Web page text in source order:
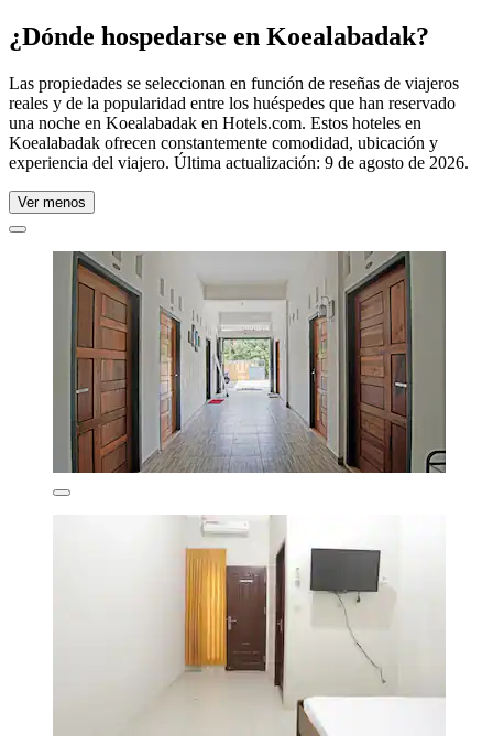
¿Dónde hospedarse en Koealabadak?
Las propiedades se seleccionan en función de reseñas de viajeros
reales y de la popularidad entre los huéspedes que han reservado
una noche en Koealabadak en Hotels.com. Estos hoteles en
Koealabadak ofrecen constantemente comodidad, ubicación y
experiencia del viajero. Última actualización: 9 de agosto de 2026.
Ver menos